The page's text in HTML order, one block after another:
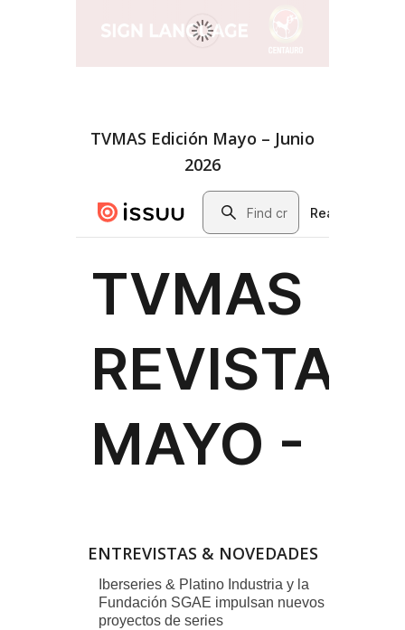
TVMAS Edición Mayo – Junio
2026
ENTREVISTAS & NOVEDADES
Iberseries & Platino Industria y la
Fundación SGAE impulsan nuevos
proyectos de series